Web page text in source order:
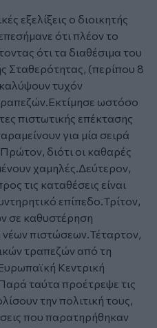
εξελίξεις ο διοικητής
ότι πλέον το
ότι τα διαθέσιμα του
Σταθερότητας, (περίπου 8
τυχόν
ωστόσο
πιστωτικής επέκτασης
για μία σειρά
διότι οι καθαρές
χαμηλές.Δεύτερον,
τις καταθέσεις είναι
επίπεδο.Τρίτον,
σε καθυστέρηση
πιστώσεων.Τέταρτον,
τραπεζών από τη
Κεντρική
ταύτα προέτρεψε τις
την πολιτική τους,
που παρατηρήθηκαν